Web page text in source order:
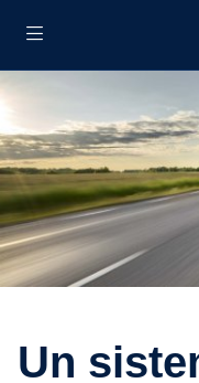
Un sistema de